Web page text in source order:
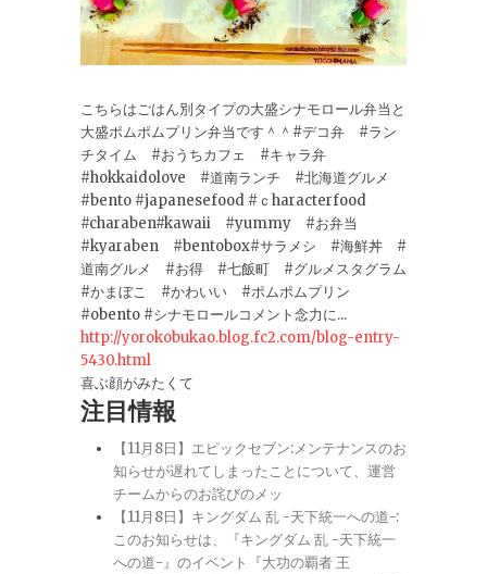
こちらはごはん別タイプの大盛シナモロール弁当と
大盛ポムポムプリン弁当です＾＾#デコ弁 #ラン
チタイム #おうちカフェ #キャラ弁
#hokkaidolove #道南ランチ #北海道グルメ
#bento #japanesefood #ｃharacterfood
#charaben#kawaii #yummy #お弁当
#kyaraben #bentobox#サラメシ #海鮮丼 #
道南グルメ #お得 #七飯町 #グルメスタグラム
#かまぼこ #かわいい #ポムポムプリン
#obento #シナモロールコメント念力に...
http://yorokobukao.blog.fc2.com/blog-entry-
5430.html
喜ぶ顔がみたくて
注目情報
【11月8日】エピックセブン:メンテナンスのお
知らせが遅れてしまったことについて、運営
チームからのお詫びのメッ
【11月8日】キングダム 乱 -天下統一への道-:
このお知らせは、『キングダム 乱 -天下統一
への道-』のイベント『大功の覇者 王